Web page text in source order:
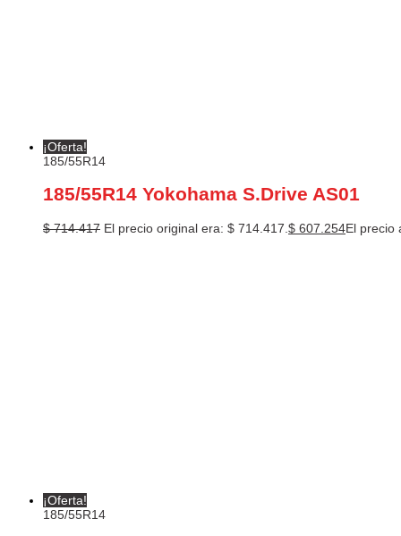
¡Oferta!
185/55R14
185/55R14 Yokohama S.Drive AS01
$714.417 El precio original era: $ 714.417.$ 607.254El precio
¡Oferta!
185/55R14